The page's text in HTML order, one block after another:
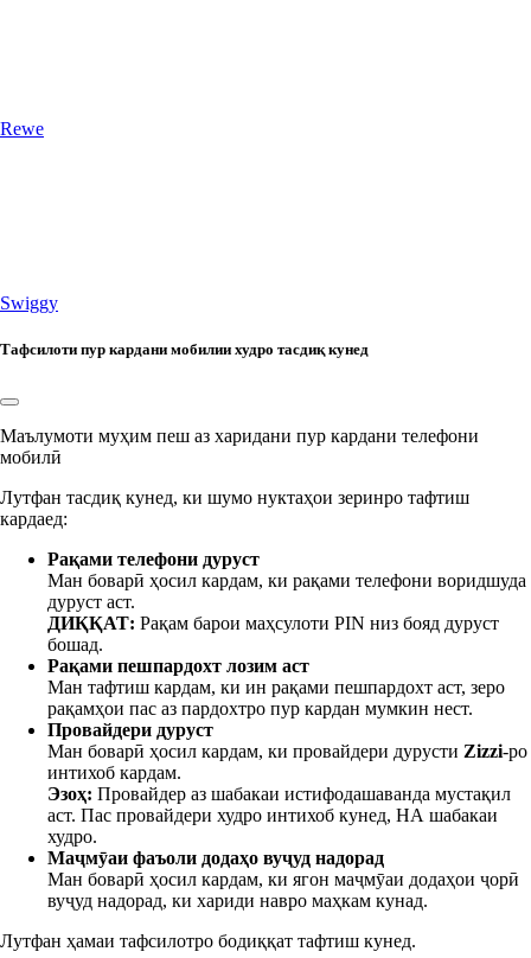
Rewe
Swiggy
Тафсилоти пур кардани мобилии худро тасдиқ кунед
Маълумоти муҳим пеш аз харидани пур кардани телефони
мобилӣ
Лутфан тасдиқ кунед, ки шумо нуктаҳои зеринро тафтиш
кардаед:
Рақами телефони дуруст
Ман боварӣ ҳосил кардам, ки рақами телефони воридшуда
дуруст аст.
ДИҚҚАТ: Рақам барои маҳсулоти PIN низ бояд дуруст
бошад.
Рақами пешпардохт лозим аст
Ман тафтиш кардам, ки ин рақами пешпардохт аст, зеро
рақамҳои пас аз пардохтро пур кардан мумкин нест.
Провайдери дуруст
Ман боварӣ ҳосил кардам, ки провайдери дурусти Zizzi-ро
интихоб кардам.
Эзоҳ: Провайдер аз шабакаи истифодашаванда мустақил
аст. Пас провайдери худро интихоб кунед, НА шабакаи
худро.
Маҷмӯаи фаъоли додаҳо вуҷуд надорад
Ман боварӣ ҳосил кардам, ки ягон маҷмӯаи додаҳои ҷорӣ
вуҷуд надорад, ки хариди навро маҳкам кунад.
Лутфан ҳамаи тафсилотро бодиққат тафтиш кунед.